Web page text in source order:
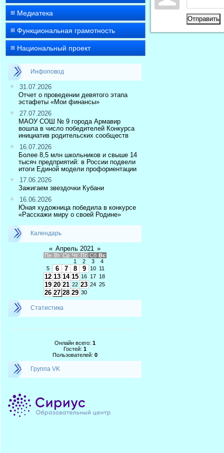
Медиатека
Функциональная грамотность
Национальный проект
Инфоповод
31.07.2026
Отчет о проведении девятого этапа
эстафеты «Мои финансы»
27.07.2026
МАОУ СОШ № 9 города Армавир
вошла в число победителей Конкурса
инициатив родительских сообществ
16.07.2026
Более 8,5 млн школьников и свыше 14
тысяч предприятий: в России подвели
итоги Единой модели профориентации
17.06.2026
Зажигаем звездочки Кубани
16.06.2026
Юная художница победила в конкурсе
«Расскажи миру о своей Родине»
Календарь
« Апрель 2021 »
Пн Вт Ср Чт Пт Сб Вс
1
2 3
4
5
6 7 8 9 10 11
12 13 14 15 16 17 18
19 20 21 22 23 24 25
26 27 28 29 30
Статистика
Онлайн всего: 1
Гостей: 1
Пользователей: 0
Группа VK
Отправить